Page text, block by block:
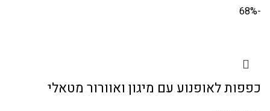
-68%
כפפות לאופנוע עם מיגון ואוורור מטאלי